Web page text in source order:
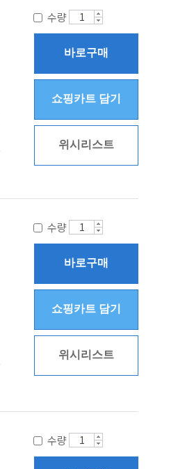
수량
바로구매
쇼핑카트 담기
위시리스트
수량
바로구매
쇼핑카트 담기
위시리스트
수량